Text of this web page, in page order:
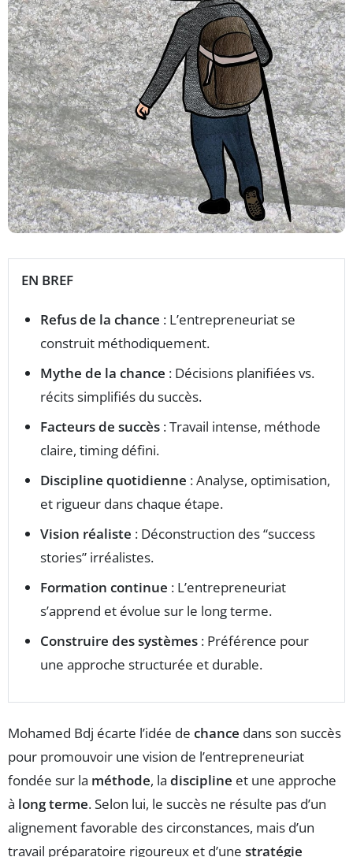
EN BREF
Refus de la chance : L’entrepreneuriat se
construit méthodiquement.
Mythe de la chance : Décisions planifiées vs.
récits simplifiés du succès.
Facteurs de succès : Travail intense, méthode
claire, timing défini.
Discipline quotidienne : Analyse, optimisation,
et rigueur dans chaque étape.
Vision réaliste : Déconstruction des “success
stories” irréalistes.
Formation continue : L’entrepreneuriat
s’apprend et évolue sur le long terme.
Construire des systèmes : Préférence pour
une approche structurée et durable.
Mohamed Bdj écarte l’idée de chance dans son succès
pour promouvoir une vision de l’entrepreneuriat
fondée sur la méthode, la discipline et une approche
à long terme. Selon lui, le succès ne résulte pas d’un
alignement favorable des circonstances, mais d’un
travail préparatoire rigoureux et d’une stratégie